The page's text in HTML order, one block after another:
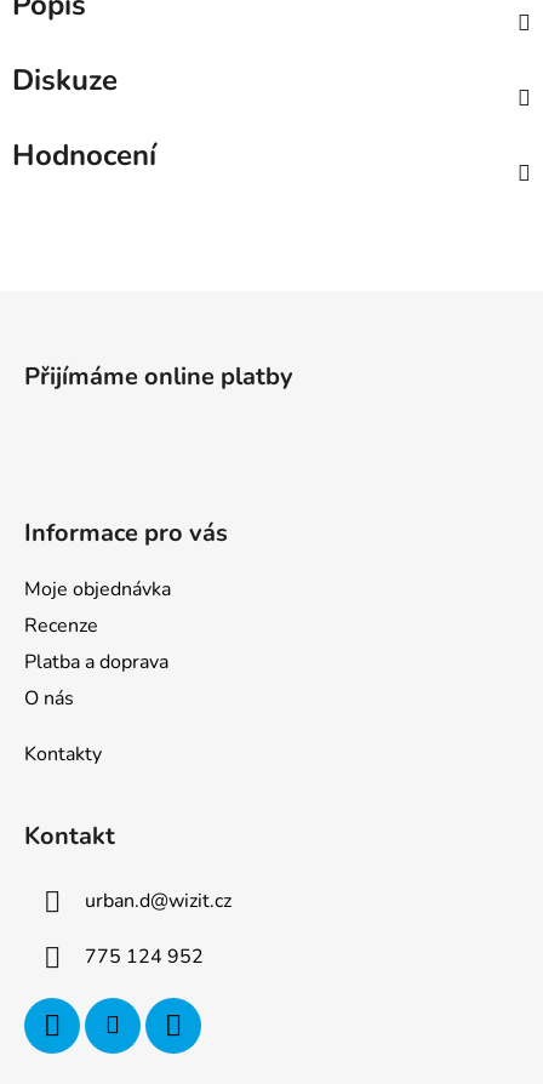
Diskuze
Hodnocení
Přijímáme online platby
Informace pro vás
Moje objednávka
Recenze
Platba a doprava
O nás
Kontakty
Kontakt
urban.d@wizit.cz
775 124 952